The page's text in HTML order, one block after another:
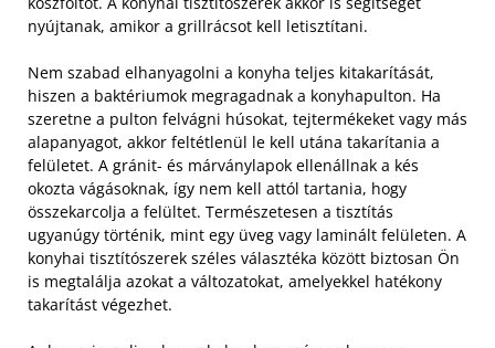
nyújtanak, amikor a grillrácsot kell letisztítani.
Nem szabad elhanyagolni a konyha teljes kitakarítását,
hiszen a baktériumok megragadnak a konyhapulton. Ha
szeretne a pulton felvágni húsokat, tejtermékeket vagy más
alapanyagot, akkor feltétlenül le kell utána takarítania a
felületet. A gránit- és márványlapok ellenállnak a kés
okozta vágásoknak, így nem kell attól tartania, hogy
összekarcolja a felültet. Természetesen a tisztítás
ugyanúgy történik, mint egy üveg vagy laminált felületen. A
konyhai tisztítószerek széles választéka között biztosan Ön
is megtalálja azokat a változatokat, amelyekkel hatékony
takarítást végezhet.